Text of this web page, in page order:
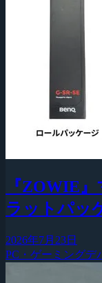
『ZOWIE
ラットパッ
2026年7月23日
PC・ゲーミングデ